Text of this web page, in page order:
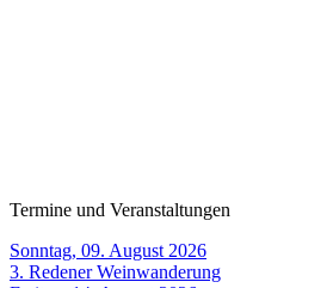
Termine und Veranstaltungen
Sonntag, 09. August 2026
3. Redener Weinwanderung